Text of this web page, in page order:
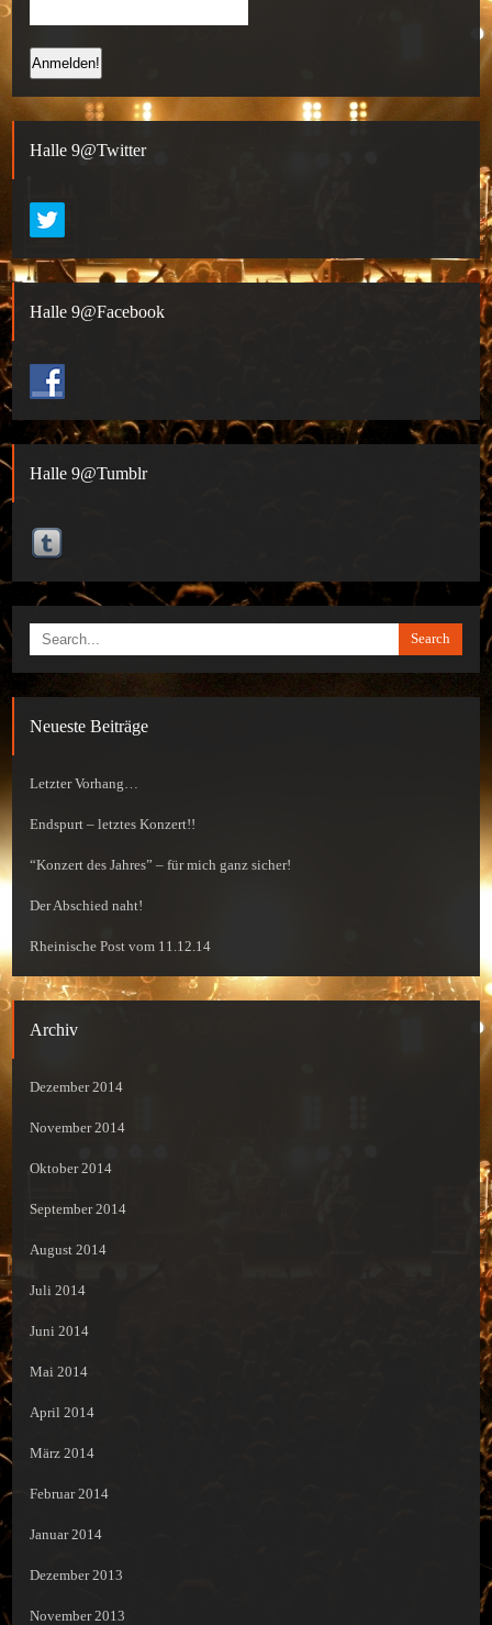
Halle 9@Twitter
Halle 9@Facebook
Halle 9@Tumblr
Search
Neueste Beiträge
Letzter Vorhang…
Endspurt – letztes Konzert!!
“Konzert des Jahres” – für mich ganz sicher!
Der Abschied naht!
Rheinische Post vom 11.12.14
Archiv
Dezember 2014
November 2014
Oktober 2014
September 2014
August 2014
Juli 2014
Juni 2014
Mai 2014
April 2014
März 2014
Februar 2014
Januar 2014
Dezember 2013
November 2013